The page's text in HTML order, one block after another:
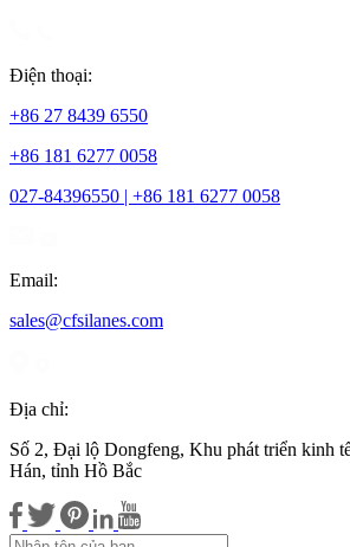
Điện thoại:
+86 27 8439 6550
+86 181 6277 0058
027-84396550 | +86 181 6277 0058
Email:
sales@cfsilanes.com
Địa chỉ:
Số 2, Đại lộ Dongfeng, Khu phát triển kinh
Hán, tỉnh Hồ Bắc